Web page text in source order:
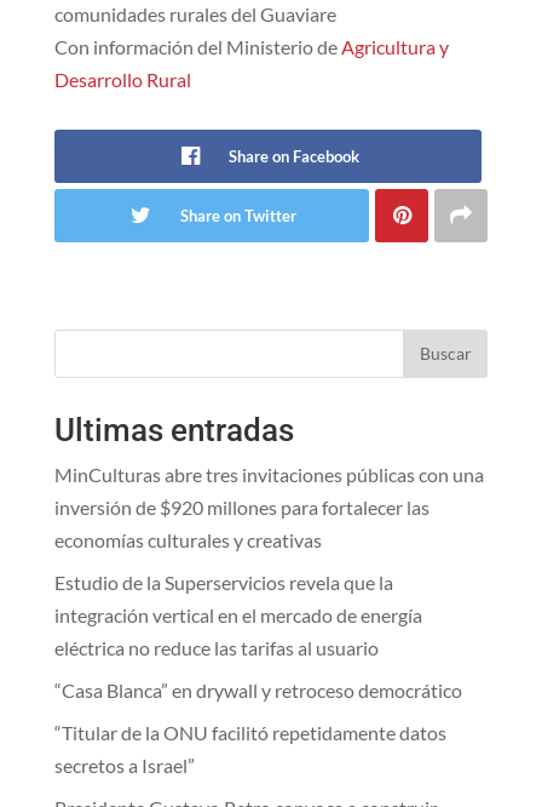
comunidades rurales del Guaviare
Con información del Ministerio deAgricultura y
Desarrollo Rural
Share on Facebook
Share on Twitter
Buscar
Ultimas entradas
MinCulturas abre tres invitaciones públicas con una
inversión de $920 millones para fortalecer las
economías culturales y creativas
Estudio de la Superservicios revela que la
integración vertical en el mercado de energía
eléctrica no reduce las tarifas al usuario
“Casa Blanca” en drywall y retroceso democrático
“Titular de la ONU facilitó repetidamente datos
secretos a Israel”